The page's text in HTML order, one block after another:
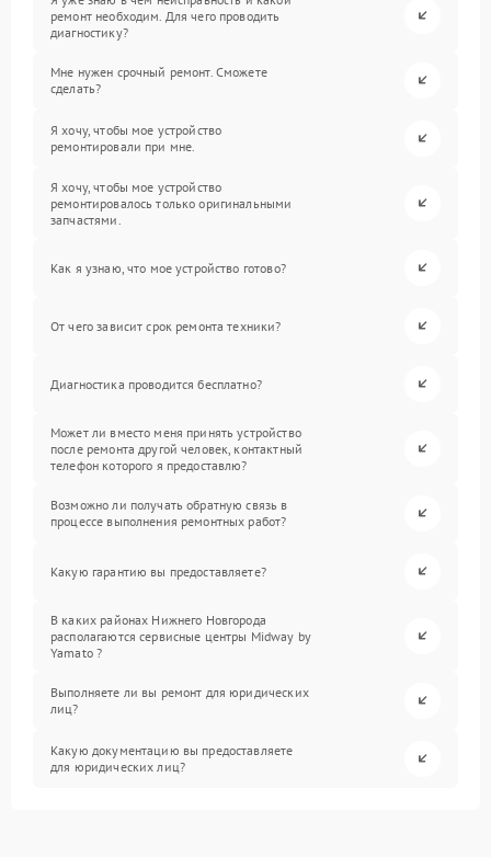
ремонт необходим. Для чего проводить
диагностику?
Мне нужен срочный ремонт. Сможете
сделать?
Я хочу, чтобы мое устройство
ремонтировали при мне.
Я хочу, чтобы мое устройство
ремонтировалось только оригинальными
запчастями.
Как я узнаю, что мое устройство готово?
От чего зависит срок ремонта техники?
Диагностика проводится бесплатно?
Может ли вместо меня принять устройство
после ремонта другой человек, контактный
телефон которого я предоставлю?
Возможно ли получать обратную связь в
процессе выполнения ремонтных работ?
Какую гарантию вы предоставляете?
В каких районах Нижнего Новгорода
располагаются сервисные центры Midway by
Yamato ?
Выполняете ли вы ремонт для юридических
лиц?
Какую документацию вы предоставляете
для юридических лиц?